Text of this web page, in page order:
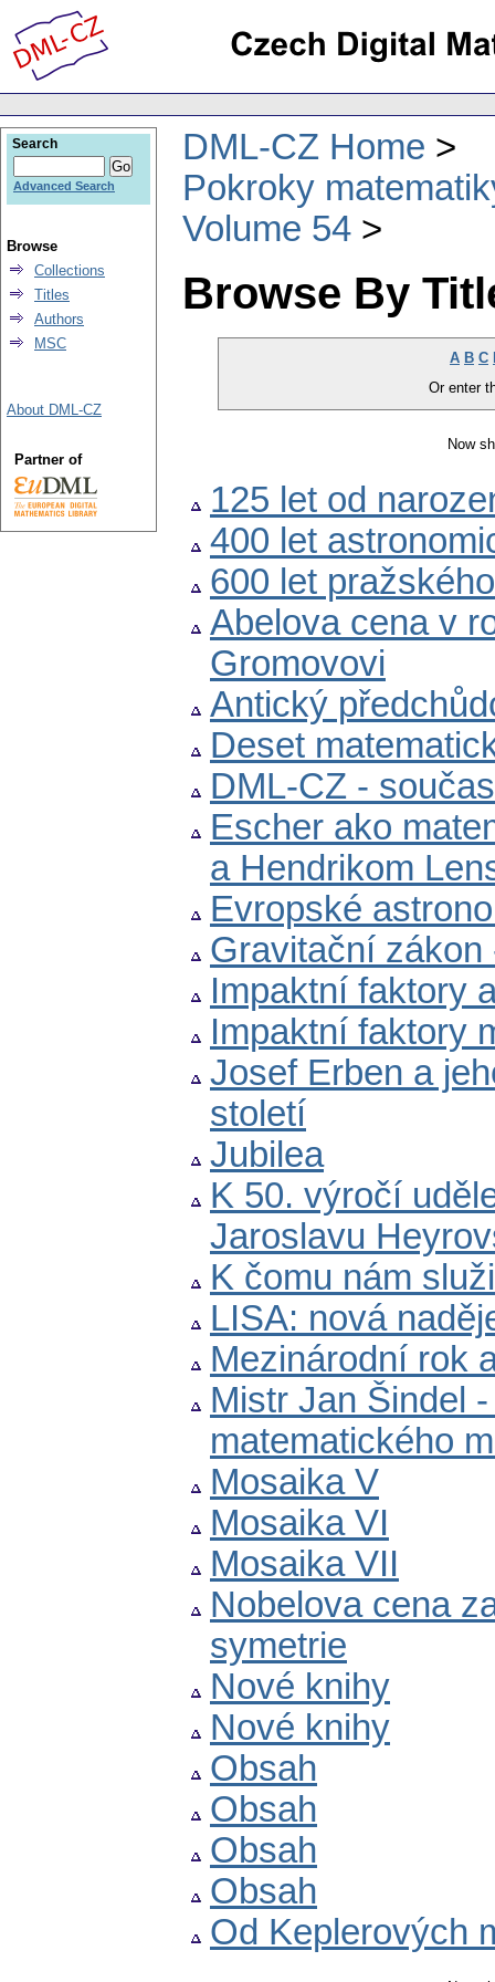
DML-CZ Home
Pokroky
Volume 54
Browse By
A B C
Or enter
Now
125 let od
400 let
600 let
Abelova cena v
Gromovovi
Antický
Deset
DML-CZ -
Escher ako
a Hendrikom
Evropské
Gravitační
Impaktní faktory
Impaktní faktory
Josef Erben a
století
Jubilea
K 50. výročí
Jaroslavu
K čomu nám
LISA: nová
Mezinárodní rok
Mistr Jan Šindel
matematického
Mosaika V
Mosaika VI
Mosaika VII
Nobelova cena
symetrie
Nové knihy
Nové knihy
Obsah
Obsah
Obsah
Obsah
Od Keplerových
Search
Advanced Search
Browse
Collections
Titles
Authors
MSC
About DML-CZ
Partner of